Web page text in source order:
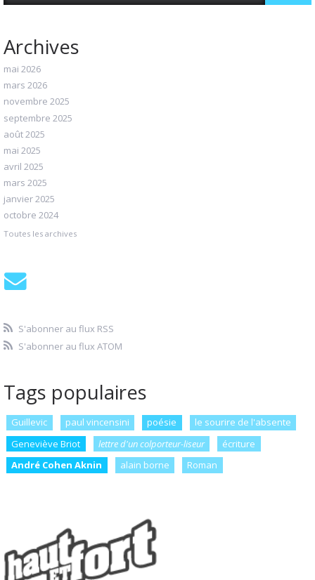
Archives
mai 2026
mars 2026
novembre 2025
septembre 2025
août 2025
mai 2025
avril 2025
mars 2025
janvier 2025
octobre 2024
Toutes les archives
S'abonner au flux RSS
S'abonner au flux ATOM
Tags populaires
Guillevic paul vincensini poésie
le sourire de l'absente
Geneviève Briot
lettre d'un colporteur-liseur
écriture
André Cohen Aknin
alain borne Roman